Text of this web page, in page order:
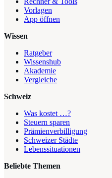
Vorlagen
App öffnen
Wissen
Ratgeber
Wissenshub
Akademie
Vergleiche
Schweiz
Was kostet …?
Steuern sparen
Prämienverbilligung
Schweizer Städte
Lebenssituationen
Beliebte Themen